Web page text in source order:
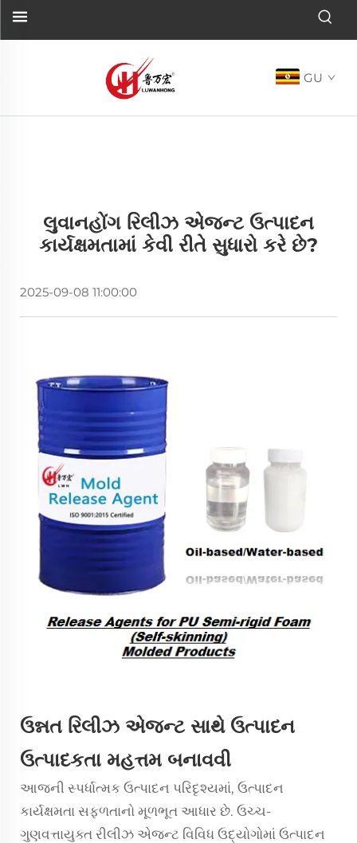
GU
લુવાનહોંગ રિલીઝ એજન્ટ ઉત્પાદન
કાર્યક્ષમતામાં કેવી રીતે સુધારો કરે છે?
2025-09-08 11:00:00
ઉન્નત રિલીઝ એજન્ટ સાથે ઉત્પાદન
ઉત્પાદકતા મહત્તમ બનાવવી
આજની સ્પર્ધાત્મક ઉત્પાદન પરિદૃશ્યમાં, ઉત્પાદન
કાર્યક્ષમતા સફળતાનો મૂળભૂત આધાર છે. ઉચ્ચ-
ગુણવત્તાયુક્ત રીલીઝ એજન્ટ વિવિધ ઉદ્યોગોમાં ઉત્પાદન